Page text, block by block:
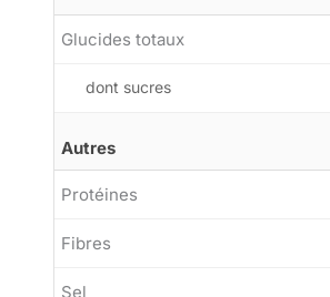
Glucides totaux
dont sucres
Autres
Protéines
Fibres
Sel